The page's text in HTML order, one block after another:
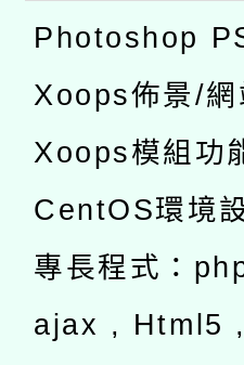
Photoshop
Xoops佈景/網
Xoops模組功
CentOS環境
專長程式：
ajax , Html5